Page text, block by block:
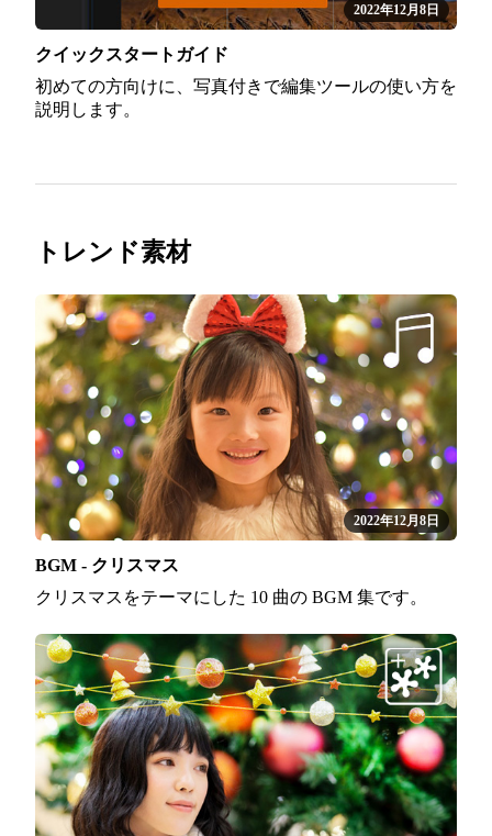
2022年12月8日
クイックスタートガイド
初めての方向けに、写真付きで編集ツールの使い方を
説明します。
トレンド素材
2022年12月8日
BGM - クリスマス
クリスマスをテーマにした 10 曲の BGM 集です。